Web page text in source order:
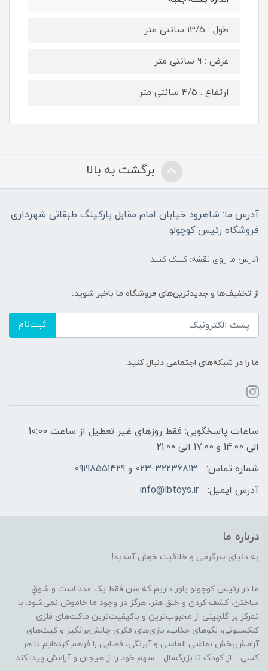
طول : 13/5 سانتی متر
عرض : 9 سانتی متر
ارتفاع : 4/5 سانتی متر
برگشت به بالا
آدرس ما: شاهرود خیابان امام مقابل پارکینگ طبقاتی شهرداری
فروشگاه رئیس کوچولو
آدرس ما روی نقشه: کلیک کنید
از تخفیف‌ها و جدیدترین‌های فروشگاه ما باخبر شوید:
ثبت‌نام
ما را در شبکه‌های اجتماعی دنبال کنید:
ساعات پاسخگویی: فقط روزهای غیر تعطیل از ساعت 10:00
الی 14:00 و 17:00 الی 21:00
شماره تماس:
023-32236813 و 09198551429
آدرس ایمیل:
info@lbtoys.ir
درباره ما
به دنیای سرگرمی و خلاقیت خوش آمدید!
ما در رئیس کوچولو باور داریم که سن فقط یک عدد است و شوقِ
ساختن، کشف کردن و خلق هنر، هرگز در وجود ما خاموش نمی‌شود. با
تمرکز بر گلچینی از محبوب‌ترین و باکیفیت‌ترین ماکت‌های فلزی
کلکسیونی، لگوهای جذاب، بازی‌های فکری چالش‌برانگیز و کیت‌های
آرامش‌بخش نقاشی الماسی و آبرنگی، فضایی را فراهم کرده‌ایم تا هر
کسی – از کودک تا بزرگسال – سهم خود را از هیجان و آرامش پیدا کند.